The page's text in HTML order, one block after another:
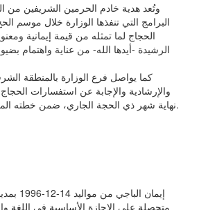
وتُعد هدية خادم الحرمين الشريفين
البرامج التي تنفذها الوزارة خلال موسم
الحجاج لما تمثله من قيمة إيمانية
الرشيدة -أيدها الله- من عناية واهتمام
كما يواصل فرع الوزارة بالمنطقة
والإرشادية والإجابة عن استفسارات
نهاية شهر ذي الحجة الجاري، ضمن خطته المعتمدة لموسم حج 1447هـ.
إيمان
متحصلة على الإجازة الأساسية في اللغة